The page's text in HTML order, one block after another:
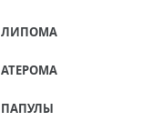
ЛИПОМА
АТЕРОМА
ПАПУЛЫ